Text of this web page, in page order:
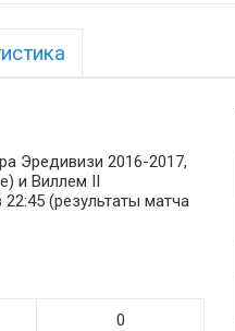
Эредивизи 2016-2017,
и Виллем II
(результаты матча
0